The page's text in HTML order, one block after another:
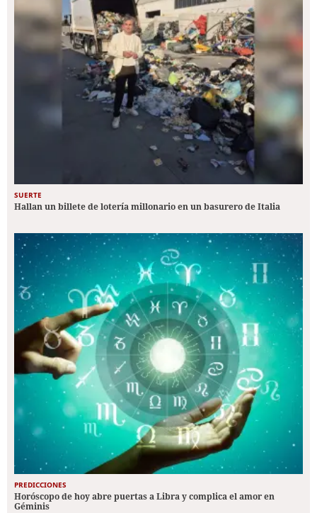
SUERTE
Hallan un billete de lotería millonario en un basurero de Italia
PREDICCIONES
Horóscopo de hoy abre puertas a Libra y complica el amor en
Géminis